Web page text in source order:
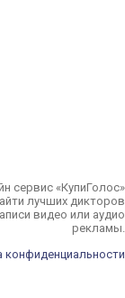
сервис «КупиГолос»
лучших дикторов
видео или аудио
рекламы.
конфиденциальности